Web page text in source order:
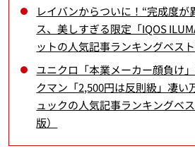
レイバンからついに！“完成度が
ス、美しすぎる限定「IQOS
ットの人気記事ランキングベスト
ユニクロ「本業メーカー顔負け
クマン「2,500円は反則級」凄
ュックの人気記事ランキングベ
版）